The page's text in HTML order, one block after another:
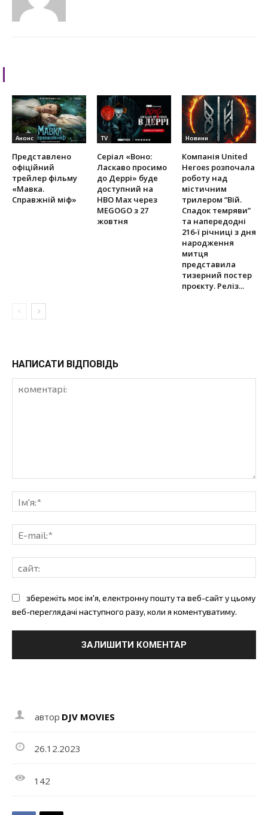
Анонс
Представлено
офіційний
трейлер фільму
«Мавка.
Справжній міф»
TV
Серіал «Воно:
Ласкаво просимо
до Деррі» буде
доступний на
HBO Max через
MEGOGO з 27
жовтня
Новини
Компанія United
Heroes розпочала
роботу над
містичним
трилером “Вій.
Спадок темряви”
та напередодні
216-ї річниці з дня
народження
митця
представила
тизерний постер
проєкту. Реліз...
НАПИСАТИ ВІДПОВІДЬ
збережіть моє ім'я, електронну пошту та веб-сайт у цьому
веб-переглядачі наступного разу, коли я коментуватиму.
автор DJV MOVIES
26.12.2023
142